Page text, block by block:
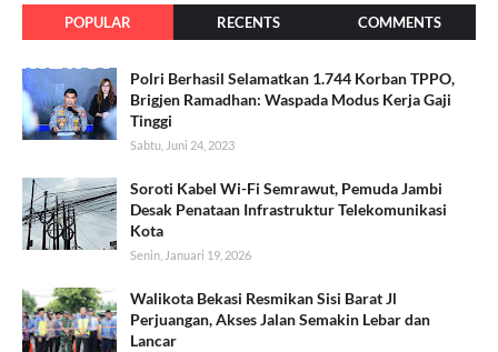
POPULAR RECENTS COMMENTS
Polri Berhasil Selamatkan 1.744 Korban TPPO,
Brigjen Ramadhan: Waspada Modus Kerja Gaji
Tinggi
Sabtu, Juni 24, 2023
Soroti Kabel Wi-Fi Semrawut, Pemuda Jambi
Desak Penataan Infrastruktur Telekomunikasi
Kota
Senin, Januari 19, 2026
Walikota Bekasi Resmikan Sisi Barat Jl
Perjuangan, Akses Jalan Semakin Lebar dan
Lancar